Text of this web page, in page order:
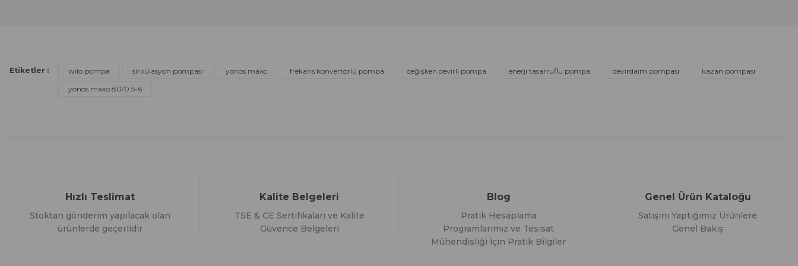
Bu ürüne benzer farklı alternatifler olmalı.
Etiketler : wilo pompa sirkülasyon pompası yonos maxo frekans konvertörlü pompa değişken devirli pompa enerji tasarruflu pompa devirdaim pompası
kazan pompası
yonos maxo 80/0.5-6
Hızlı Teslimat
Stoktan gönderim yapılacak olan
ürünlerde geçerlidir
Kalite Belgeleri
TSE & CE Sertifikaları ve Kalite
Güvence Belgeleri
Blog
Pratik Hesaplama
Programlarımız ve Tesisat
Mühendisliği İçin Pratik Bilgiler
Genel Ürün Kataloğu
Satışını Yaptığımız Ürünlere
Genel Bakış